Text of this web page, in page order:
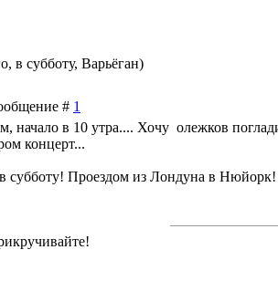
в субботу, Варьёган)
# 1
начало в 10 утра.... Хочу олежков
концерт...
субботу! Проездом из Лондуна в Нюйорк!